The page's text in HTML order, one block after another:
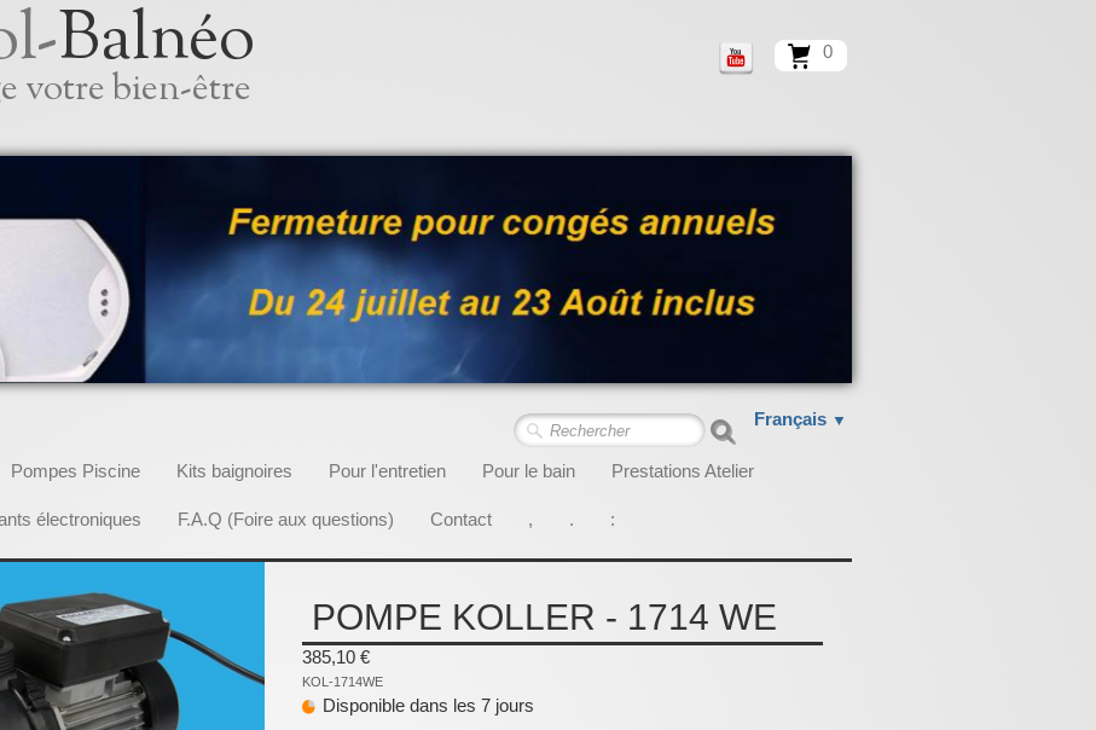
Balnéo
votre bien-être
0
Français ▼
Pompes Piscine Kits baignoires Pour l'entretien Pour le bain Prestations Atelier
électroniques F.A.Q (Foire aux questions) Contact , . :
POMPE KOLLER - 1714 WE
385,10 €
KOL-1714WE
Disponible dans les 7 jours